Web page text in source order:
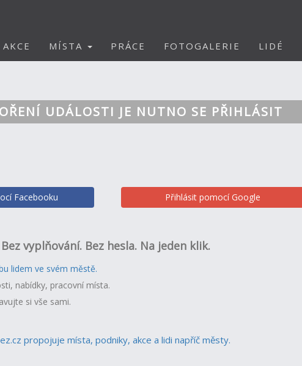
MÍSTA PRÁCE FOTOGALERIE LIDÉ
UDÁLOSTI JE NUTNO SE PŘIHLÁSIT
Facebooku Přihlásit pomocí Google
Bez vyplňování. Bez hesla. Na jeden klik.
lidem ve svém městě.
nabídky, pracovní místa.
si vše sami.
propojuje místa, podniky, akce a lidi napříč městy.